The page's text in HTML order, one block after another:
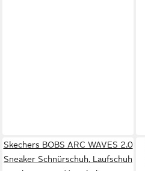
Skechers BOBS ARC WAVES 2.0
Sneaker Schnürschuh, Laufschuh